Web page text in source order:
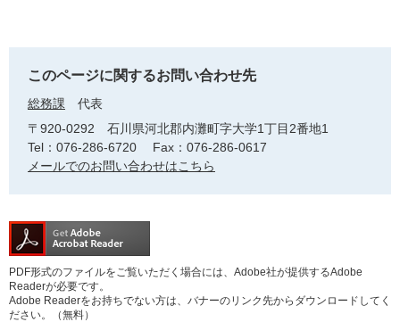
このページに関するお問い合わせ先
総務課
代表
〒920-0292
石川県河北郡内灘町字大学1丁目2番地1
Tel：076-286-6720
Fax：076-286-0617
メールでのお問い合わせはこちら
PDF形式のファイルをご覧いただく場合には、Adobe社が提供するAdobe
Readerが必要です。
Adobe Readerをお持ちでない方は、バナーのリンク先からダウンロードしてく
ださい。（無料）